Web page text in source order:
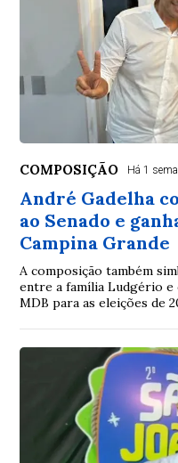
COMPOSIÇÃO Há 1
André Gadelha
ao Senado e
Campina Grande
A composição também
entre a família Ludgério
MDB para as eleições de